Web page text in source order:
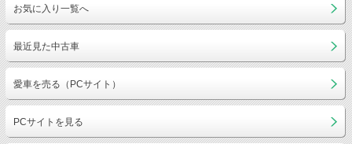
お気に入り一覧へ
最近見た中古車
愛車を売る（PCサイト）
PCサイトを見る